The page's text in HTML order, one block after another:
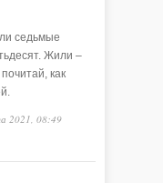
седьмые
Жили –
как
2021, 08:49